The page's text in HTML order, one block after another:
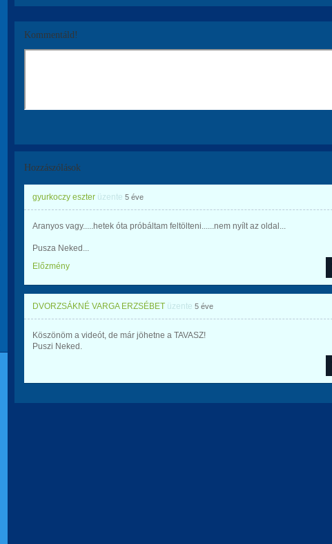
Kommentáld!
Hozzászólások
gyurkoczy eszter üzente 5 éve
Aranyos vagy.....hetek óta próbáltam feltölteni......nem nyílt az oldal...
Pusza Neked...
Előzmény
DVORZSÁKNÉ VARGA ERZSÉBET üzente 5 éve
Köszönöm a videót, de már jöhetne a TAVASZ!
Puszi Neked.